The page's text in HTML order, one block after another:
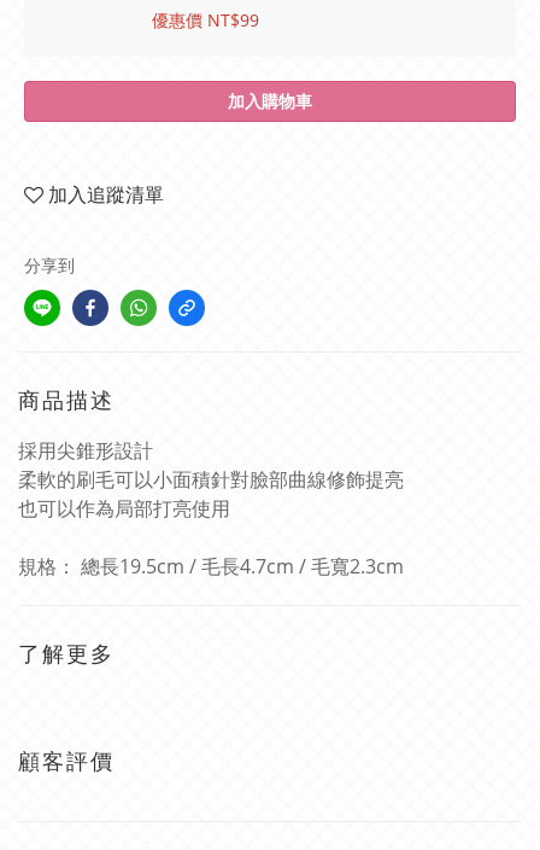
優惠價 NT$99
加入購物車
加入追蹤清單
分享到
商品描述
採用尖錐形設計
柔軟的刷毛可以小面積針對臉部曲線修飾提亮
也可以作為局部打亮使用
規格： 總長19.5cm / 毛長4.7cm / 毛寬2.3cm
了解更多
顧客評價